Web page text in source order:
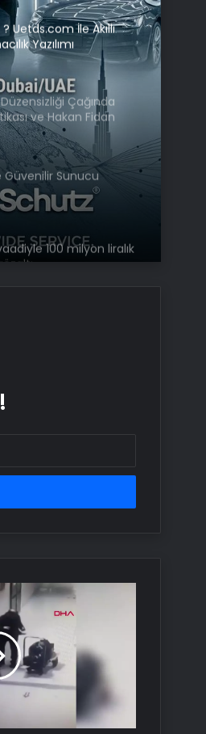
? Uetds.com İle Akıllı
Yazılımı
Çağında
ve Hakan Fidan
Sunucu
100 milyon liralık
1071’de
ortaklığı
Özel, Kırmızı
Tanıtım Toplantısında
Medya Ajansı, Google
SEO Ajansı ve Web